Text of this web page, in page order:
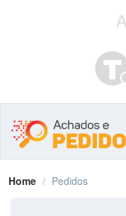
Home Pedidos